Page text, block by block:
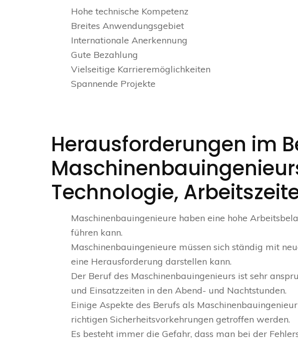
Hohe technische Kompetenz
Breites Anwendungsgebiet
Internationale Anerkennung
Gute Bezahlung
Vielseitige Karrieremöglichkeiten
Spannende Projekte
Herausforderungen im
Technologie,
Maschinenbauingenieure haben eine hohe
führen kann.
Maschinenbauingenieure müssen sich ständig mit
eine Herausforderung darstellen kann.
Der Beruf des Maschinenbauingenieurs ist sehr
und Einsatzzeiten in den Abend- und Nachtstunden.
Einige Aspekte des Berufs als
richtigen Sicherheitsvorkehrungen getroffen werden.
Es besteht immer die Gefahr, dass man bei der